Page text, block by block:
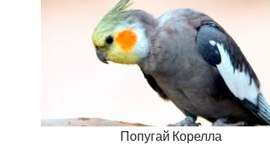
Попугай Корелла